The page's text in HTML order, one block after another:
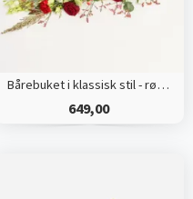
Bårebuket i klassisk stil - rød og hvid
649,00